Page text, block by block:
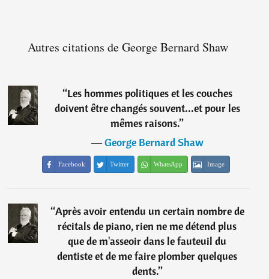
Autres citations de George Bernard Shaw
“Les hommes politiques et les couches
doivent être changés souvent...et pour les
mêmes raisons.”
―George Bernard Shaw
Facebook Twitter WhatsApp Image
“Après avoir entendu un certain nombre de
récitals de piano, rien ne me détend plus
que de m'asseoir dans le fauteuil du
dentiste et de me faire plomber quelques
dents.”